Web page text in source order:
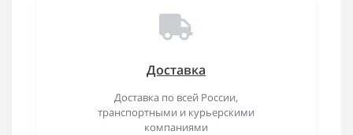
Доставка
Доставка по всей России,
транспортными и курьерскими
компаниями